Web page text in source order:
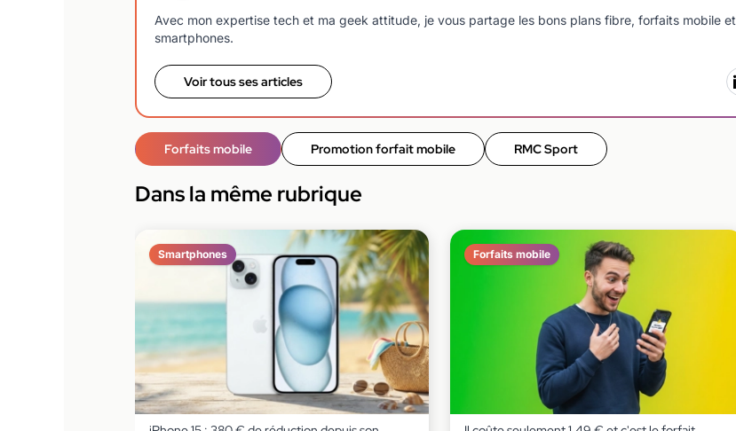
Avec mon expertise tech et ma geek attitude, je vous partage les bons plans fibre, forfaits mobile et
smartphones.
Voir tous ses articles
Forfaits mobile Promotion forfait mobile RMC Sport
Dans la même rubrique
Smartphones Forfaits mobile